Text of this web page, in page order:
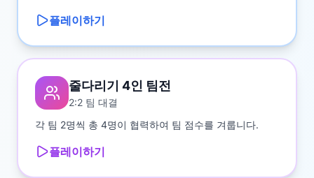
플레이하기
줄다리기 4인 팀전
2:2 팀 대결
각 팀 2명씩 총 4명이 협력하여 팀 점수를 겨룹니다.
플레이하기